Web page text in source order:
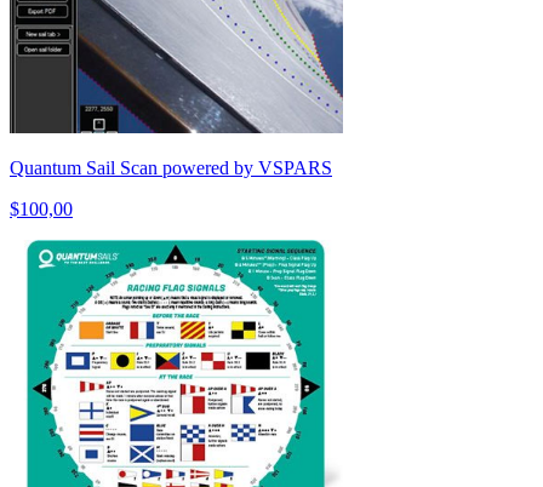
Quantum Sail Scan powered by VSPARS
$100,00